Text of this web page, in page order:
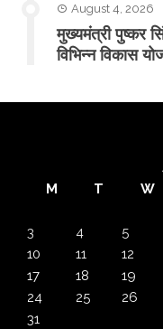
August 4, 2026
मुख्यमंत्री पुष्कर
विभिन्न विकास
M
T W
3
4 5
10
11 12
17
18 19
24
25 26
31